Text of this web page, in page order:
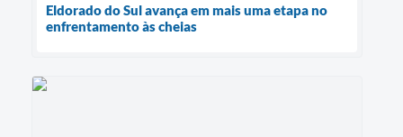
Eldorado do Sul avança em mais uma etapa no
enfrentamento às cheias